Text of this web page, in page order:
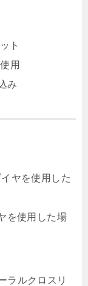
ト
用
み
ヤを使用した
を使用した場
ラルクロスリ